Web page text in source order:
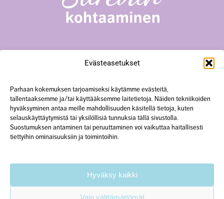
Evästeasetukset
Parhaan kokemuksen tarjoamiseksi käytämme evästeitä,
tallentaaksemme ja/tai käyttääksemme laitetietoja. Näiden tekniikoiden
hyväksyminen antaa meille mahdollisuuden käsitellä tietoja, kuten
selauskäyttäytymistä tai yksilöllisiä tunnuksia tällä sivustolla.
Suostumuksen antaminen tai peruuttaminen voi vaikuttaa haitallisesti
tiettyihin ominaisuuksiin ja toimintoihin.
Hyväksy kaikki
Vain välttämättömät
Yliopistonkatu 23 A18, 40100 Jyväskylä
hanke@surevankohtaaminen.fi
Tarkemmat yhteystiedot